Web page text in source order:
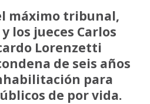
máximo tribunal,
los jueces Carlos
Lorenzetti
de seis años
para
de por vida.